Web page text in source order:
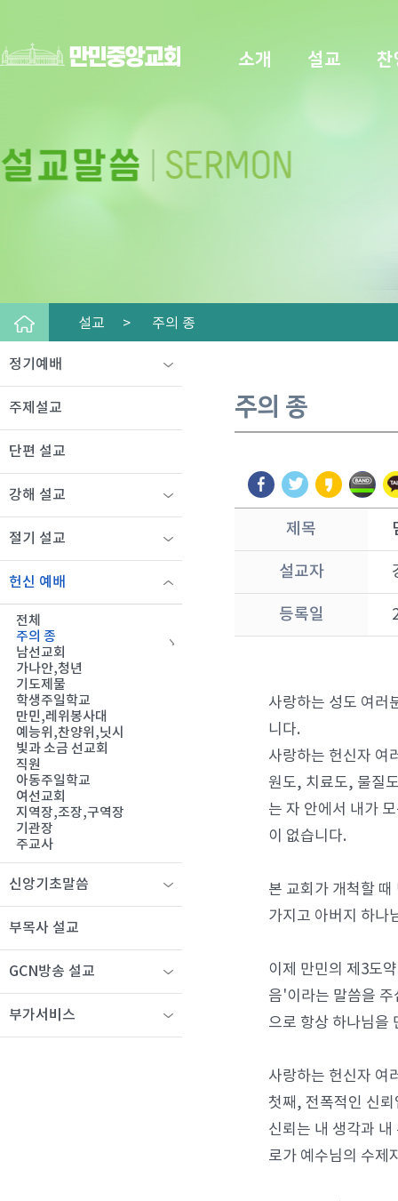
소개 설교 찬
설교 > 주의 종
주의 종
제목
설교자
등록일
사랑하는 성도 여러
니다.
사랑하는 헌신자 여
원도, 치료도, 물질
는 자 안에서 내가
이 없습니다.
본 교회가 개척할
가지고 아버지 하나
이제 만민의 제3도
음'이라는 말씀을
으로 항상 하나님을
사랑하는 헌신자 여
첫째, 전폭적인 신
신뢰는 내 생각과
로가 예수님의 수제
정기예배
주제설교
단편 설교
강해 설교
절기 설교
헌신 예배
전체
주의 종
남선교회
가나안,청년
기도제물
학생주일학교
만민,레위봉사대
예능위,찬양위,닛시
빛과 소금 선교회
직원
아동주일학교
여선교회
지역장,조장,구역장
기관장
주교사
신앙기초말씀
부목사 설교
GCN방송 설교
부가서비스